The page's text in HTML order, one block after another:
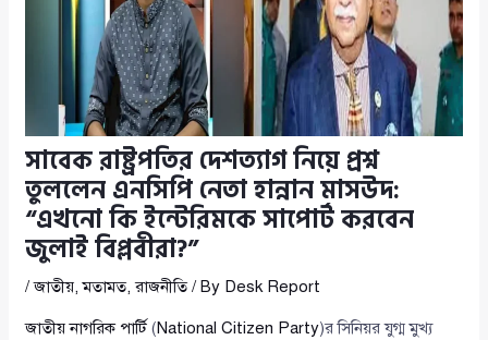
সাবেক রাষ্ট্রপতির দেশত্যাগ নিয়ে প্রশ্ন
তুললেন এনসিপি নেতা হান্নান মাসউদ:
“এখনো কি ইন্টেরিমকে সাপোর্ট করবেন
জুলাই বিপ্লবীরা?”
/জাতীয়,মতামত,রাজনীতি/ By Desk Report
জাতীয় নাগরিক পার্টি (National Citizen Party)র সিনিয়র যুগ্ম মুখ্য